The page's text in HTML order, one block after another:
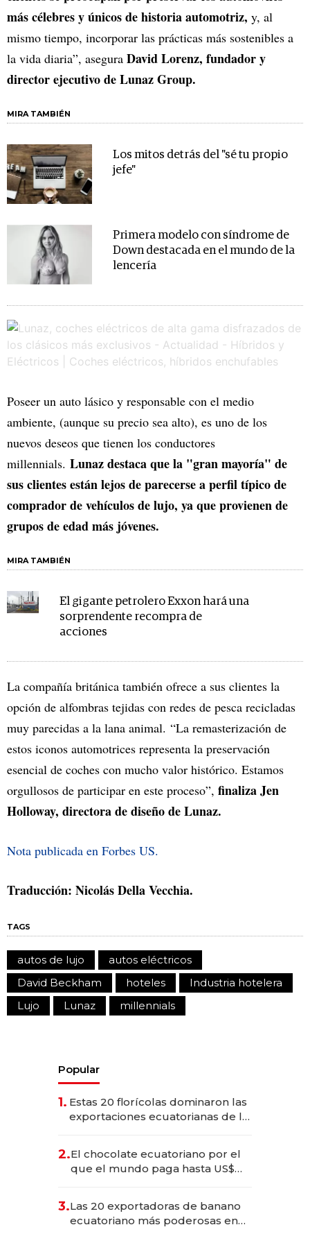
más célebres y únicos de historia automotriz, y, al
mismo tiempo, incorporar las prácticas más sostenibles a
la vida diaria”, asegura David Lorenz, fundador y
director ejecutivo de Lunaz Group.
MIRA TAMBIÉN
Los mitos detrás del "sé tu propio
jefe"
Primera modelo con síndrome de
Down destacada en el mundo de la
lencería
Poseer un auto lásico y responsable con el medio
ambiente, (aunque su precio sea alto), es uno de los
nuevos deseos que tienen los conductores
millennials. Lunaz destaca que la "gran mayoría" de
sus clientes están lejos de parecerse a perfil típico de
comprador de vehículos de lujo, ya que provienen de
grupos de edad más jóvenes.
MIRA TAMBIÉN
El gigante petrolero Exxon hará una
sorprendente recompra de
acciones
La compañía británica también ofrece a sus clientes la
opción de alfombras tejidas con redes de pesca recicladas
muy parecidas a la lana animal. “La remasterización de
estos iconos automotrices representa la preservación
esencial de coches con mucho valor histórico. Estamos
orgullosos de participar en este proceso”, finaliza Jen
Holloway, directora de diseño de Lunaz.
Nota publicada en Forbes US.
Traducción: Nicolás Della Vecchia.
TAGS
autos de lujo
autos eléctricos
David Beckham
hoteles
Industria hotelera
Lujo
Lunaz millennials
Popular
1. Estas 20 florícolas dominaron las
exportaciones ecuatorianas de la
2.El chocolate ecuatoriano por el
que el mundo paga hasta US$
3.Las 20 exportadoras de banano
ecuatoriano más poderosas en